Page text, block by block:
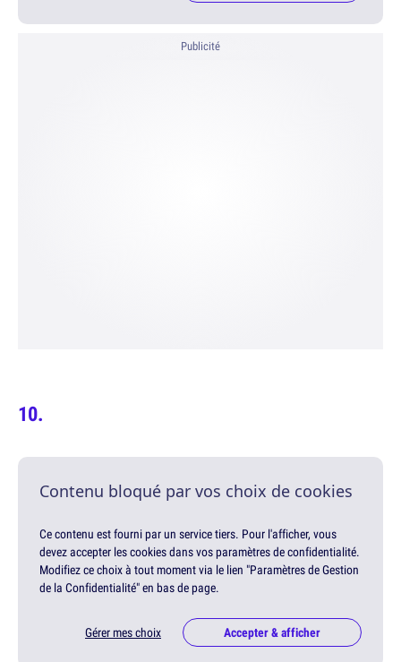
Publicité
Contenu bloqué par vos choix de cookies
Ce contenu est fourni par un service tiers. Pour l'afficher, vous
devez accepter les cookies dans vos paramètres de confidentialité.
Modifiez ce choix à tout moment via le lien "Paramètres de Gestion
de la Confidentialité" en bas de page.
Gérer mes choix Accepter & afficher